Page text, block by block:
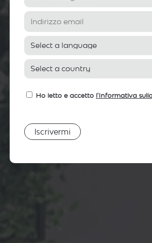
Ho letto e accetto l'Informativa